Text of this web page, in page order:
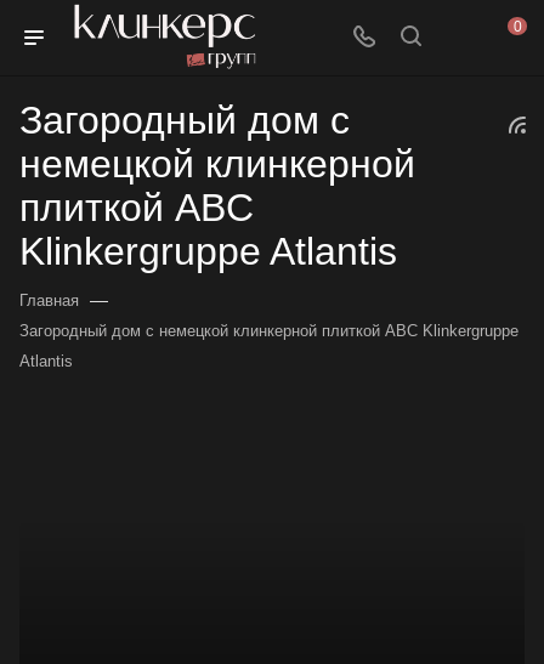
0
Загородный дом с
немецкой клинкерной
плиткой ABC
Klinkergruppe Atlantis
Главная —
Загородный дом с немецкой клинкерной плиткой ABC Klinkergruppe
Atlantis